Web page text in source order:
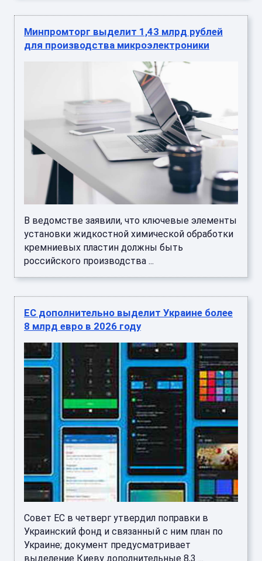
Минпромторг выделит 1,43 млрд рублей
для производства микроэлектроники
В ведомстве заявили, что ключевые элементы
установки жидкостной химической обработки
кремниевых пластин должны быть
российского производства ...
ЕС дополнительно выделит Украине более
8 млрд евро в 2026 году
Совет ЕС в четверг утвердил поправки в
Украинский фонд и связанный с ним план по
Украине; документ предусматривает
выделение Киеву дополнительные 8,3 ...